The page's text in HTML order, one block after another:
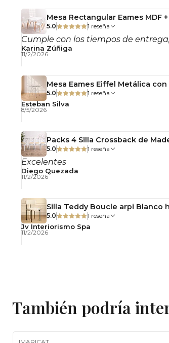
Mesa Rectangular Eames MDF
5.0 1 reseña
Cumple con los tiempos de
Karina Zúñiga
11/2/2026
Mesa Eames Eiffel Metálica
5.0 1 reseña
Esteban Silva
8/5/2026
Packs 4 Silla Crossback de
5.0 1 reseña
Excelentes
Diego Quezada
11/2/2026
Silla Teddy Boucle arpi Blanco
5.0 1 reseña
Jv Interiorismo Spa
11/2/2026
También podría